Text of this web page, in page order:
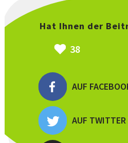
Hat Ihnen der
38
AUF
AUF TWITTER